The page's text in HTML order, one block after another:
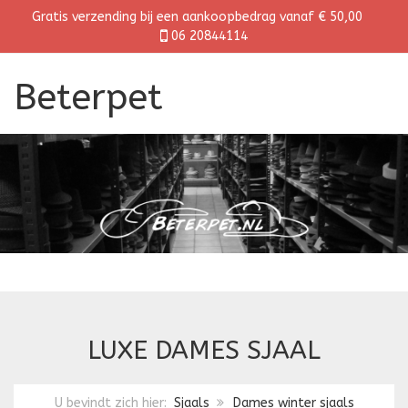
Gratis verzending bij een aankoopbedrag vanaf € 50,00
06 20844114
Beterpet
LUXE DAMES SJAAL
U bevindt zich hier: Sjaals
Dames winter sjaals